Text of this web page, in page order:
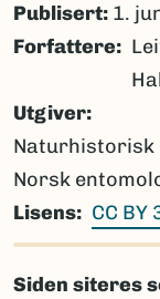
Publisert: 1.
Forfattere
Utgiver
Naturhistorisk
Norsk
Lisens
CC BY
Siden siteres